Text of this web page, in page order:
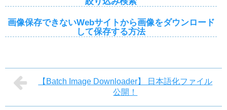
画像保存できないWebサイトから画像をダウンロード
して保存する方法
【Batch Image Downloader】 日本語化ファイル
公開！